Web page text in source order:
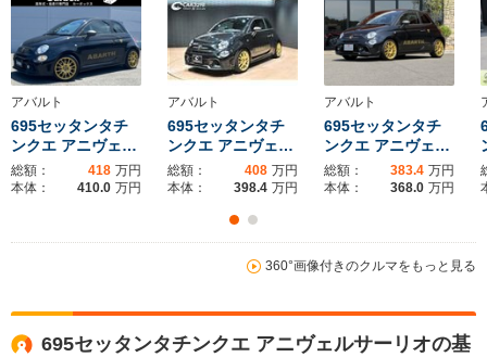
サイズ
(全長x全幅x全高)
燃費
全幅
1.64m
全長
ホイールベース
-m
└郊外:15.2km/L
└高速道路:16.6km/L
全幅
-m
-m
ホイールベース
-m
ホイー
14.2km/L
└郊外
└高速道
アバルト
695セッタンタチ
ンクエ アニヴェ…
総額： 418 万円
本体：
410.0 万円
アバルト
695セッタンタチ
ンクエ アニヴェ…
総額： 408 万円
本体：
398.4 万円
アバルト
695セッタンタチ
ンクエ アニヴェ…
総額： 383.4 万円
本体：
368.0 万円
360°画像付きのクルマをもっと見る
695セッタンタチンクエ アニヴェルサーリオの基